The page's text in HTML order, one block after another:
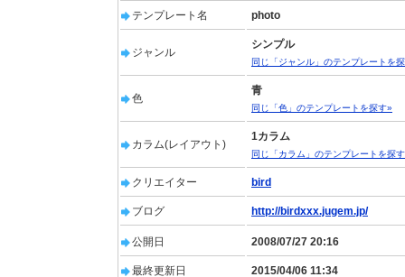
テンプレート名 photo
ジャンル
シンプル
同じ「ジャンル」のテンプレートを
色
青
同じ「色」のテンプレートを探す»
カラム(レイアウト)
1カラム
同じ「カラム」のテンプレートを探
クリエイター bird
ブログ http://birdxxx.jugem.jp/
公開日 2008/07/27 20:16
最終更新日 2015/04/06 11:34